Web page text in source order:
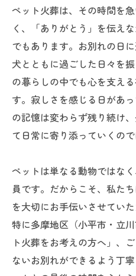
ペット火葬は、その時間を
く、「ありがとう」を伝え
でもあります。お別れの日
犬とともに過ごした日々を
の暮らしの中でも心を支え
す。寂しさを感じる日があ
の記憶は変わらず残り続け
て日常に寄り添っていくの
ペットは単なる動物ではな
員です。だからこそ、私た
を大切にお手伝いさせてい
特に多摩地区（小平市・立
ト火葬をお考えの方へ」、
ないお別れができるよう丁